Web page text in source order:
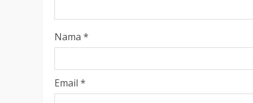
Nama *
Email *